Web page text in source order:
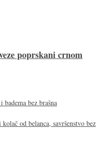
poprskani crnom
bez brašna
od belanca, savršenstvo bez